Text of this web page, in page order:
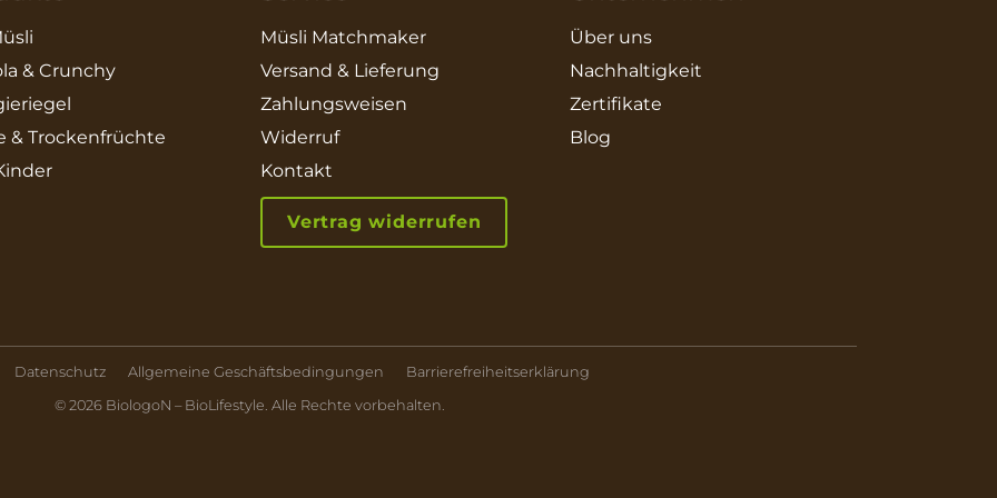
& Crunchy
& Trockenfrüchte
Müsli Matchmaker
Versand & Lieferung
Zahlungsweisen
Widerruf
Kontakt
Vertrag widerrufen
Über uns
Nachhaltigkeit
Zertifikate
Blog
Datenschutz Allgemeine Geschäftsbedingungen
Barrierefreiheitserklärung
© 2026 BiologoN – BioLifestyle. Alle Rechte vorbehalten.